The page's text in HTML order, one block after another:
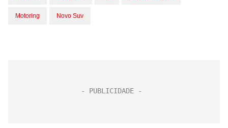
Motoring Novo Suv